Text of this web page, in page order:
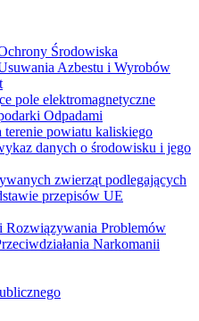
Środowiska
Azbestu i Wyrobów
pole elektromagnetyczne
Odpadami
terenie powiatu kaliskiego
danych o środowisku i jego
zwierząt podlegających
przepisów UE
Rozwiązywania Problemów
Narkomanii